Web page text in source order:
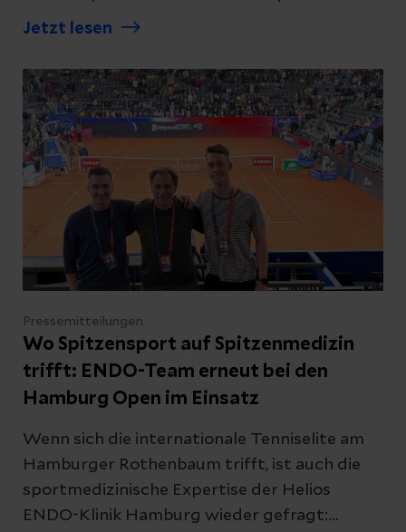
Endoprothetik. Hinter dieser Zahl stehen
medizinische Spitzenqualität und
internationale Expertise, sondern vor allem
tausende persönliche Geschichten von
Menschen, die durch moderne
Gelenkersatzmedizin Lebensqualität und
Mobilität zurückgewinnen konnten. Eine
dieser Geschichten ist die von Siegfried
Rohde, der nach Jahren starker
Einschränkungen nun wieder voller
Zuversicht nach vorne blickt.
Jetzt lesen
Pressemitteilungen
Wo Spitzensport auf Spitzenmedizin
trifft: ENDO-Team erneut bei den
Hamburg Open im Einsatz
Wenn sich die internationale Tenniselite am
Hamburger Rothenbaum trifft, ist auch die
sportmedizinische Expertise der Helios
ENDO-Klinik Hamburg wieder gefragt: